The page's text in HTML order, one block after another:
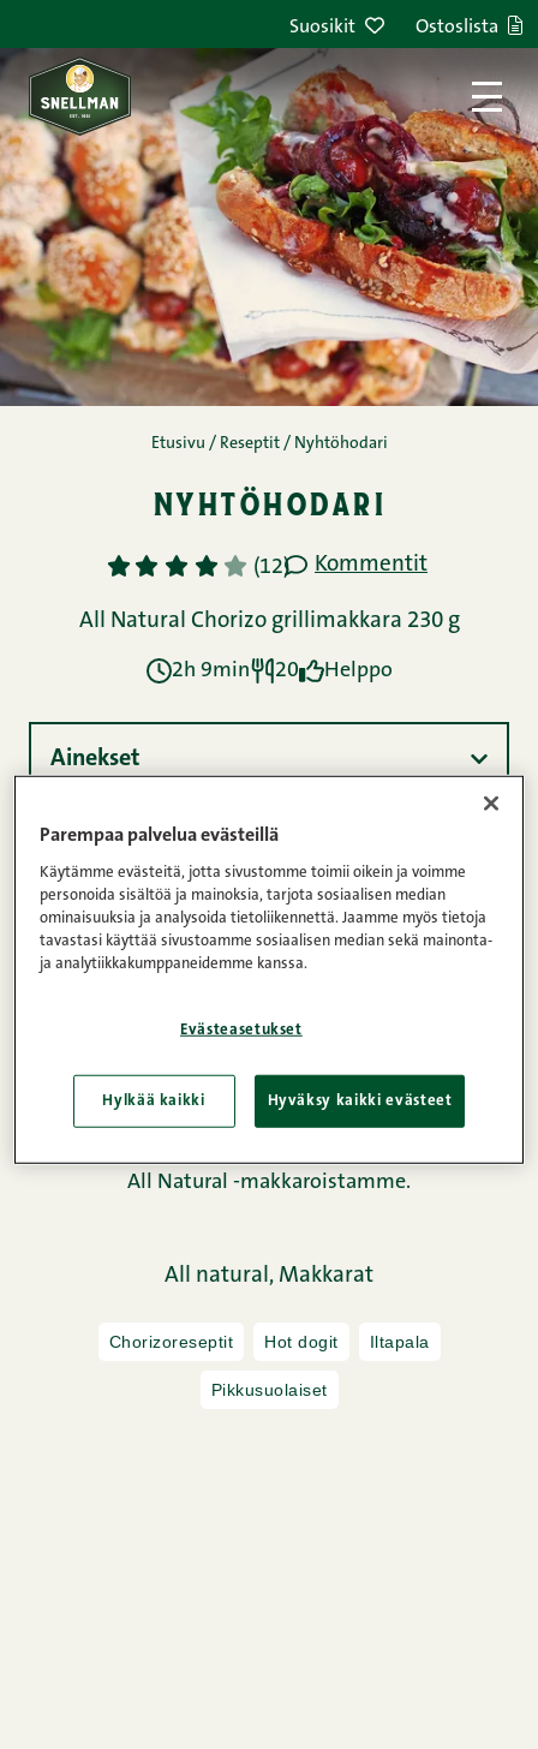
Suosikit Ostoslista
Etusivu / Reseptit / Nyhtöhodari
nyhtöhodari
1 2 3 4 5 (12) Kommentit
All Natural Chorizo grillimakkara 230 g
2h 9min 20 Helppo
Ainekset
Ravintosisältö
“All Natural -makumatka” -kilpailussa, jossa
haastoimme suomalaisia ruokabloggaajia
All Natural -makkaroistamme.
All natural, Makkarat
Chorizoreseptit Hot dogit Iltapala
Pikkusuolaiset
Parempaa palvelua evästeillä
Käytämme evästeitä, jotta sivustomme toimii oikein ja voimme
personoida sisältöä ja mainoksia, tarjota sosiaalisen median
ominaisuuksia ja analysoida tietoliikennettä. Jaamme myös tietoja
tavastasi käyttää sivustoamme sosiaalisen median sekä mainonta-
ja analytiikkakumppaneidemme kanssa.
Evästeasetukset
Hylkää kaikki Hyväksy kaikki evästeet